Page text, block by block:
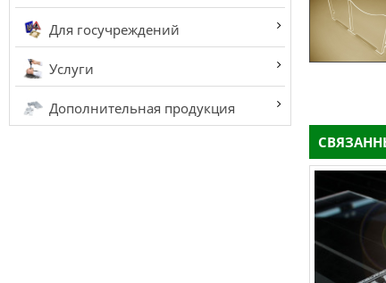
Для госучреждений
Услуги
Дополнительная продукция